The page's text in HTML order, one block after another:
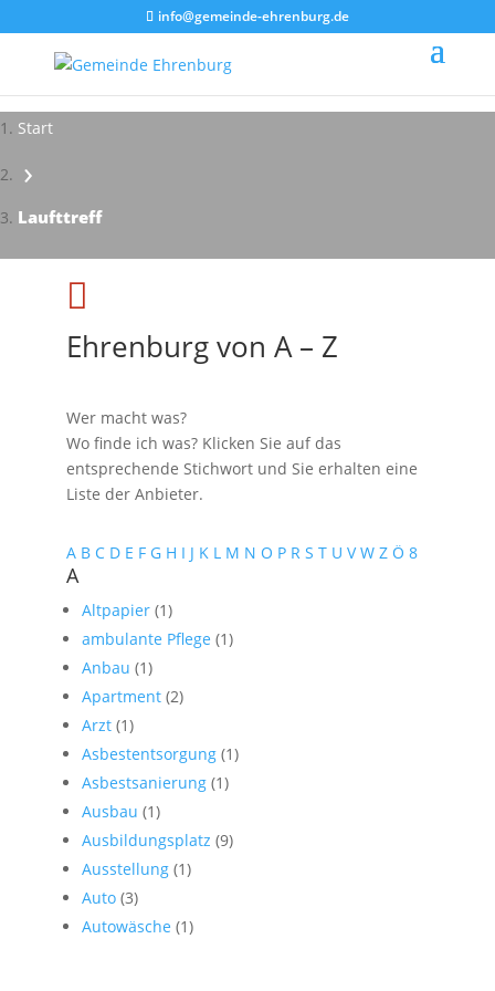
info@gemeinde-ehrenburg.de
Start
›
Laufttreff
Impressionen - Mareike Kranz

Ehrenburg von A – Z
Wer macht was?
Wo finde ich was? Klicken Sie auf das
entsprechende Stichwort und Sie erhalten eine
Liste der Anbieter.
A B C D E F G H I J K L M N O P R S T U V W Z Ö 8
A
Altpapier (1)
ambulante Pflege (1)
Anbau (1)
Apartment (2)
Arzt (1)
Asbestentsorgung (1)
Asbestsanierung (1)
Ausbau (1)
Ausbildungsplatz (9)
Ausstellung (1)
Auto (3)
Autowäsche (1)